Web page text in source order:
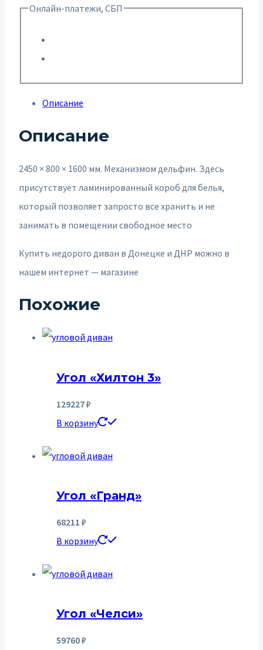
Онлайн-платежи, СБП
Описание
Описание
2450 × 800 × 1600 мм. Механизмом дельфин. Здесь
присутствует ламинированный короб для белья,
который позволяет запросто все хранить и не
занимать в помещении свободное место
Купить недорого диван в Донецке и ДНР можно в
нашем интернет — магазине
Похожие
Угол «Хилтон 3»
129227₽
В корзину
Угол «Гранд»
68211 ₽
В корзину
Угол «Челси»
59760₽